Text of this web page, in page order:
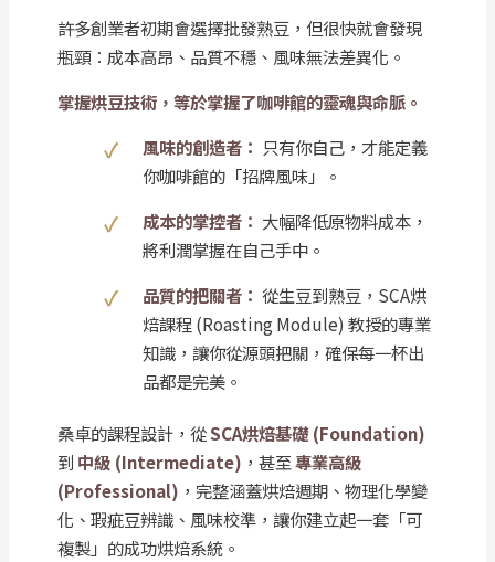
許多創業者初期會選擇批發熟豆，但很快就會發現
瓶頸：成本高昂、品質不穩、風味無法差異化。
掌握烘豆技術，等於掌握了咖啡館的靈魂與命脈。
風味的創造者： 只有你自己，才能定義
你咖啡館的「招牌風味」。
成本的掌控者： 大幅降低原物料成本，
將利潤掌握在自己手中。
品質的把關者： 從生豆到熟豆，SCA烘
焙課程 (Roasting Module) 教授的專業
知識，讓你從源頭把關，確保每一杯出
品都是完美。
桑卓的課程設計，從SCA烘焙基礎 (Foundation)
到 中級 (Intermediate) ，甚至專業高級
(Professional) ，完整涵蓋烘焙週期、物理化學變
化、瑕疵豆辨識、風味校準，讓你建立起一套「可
複製」的成功烘焙系統。